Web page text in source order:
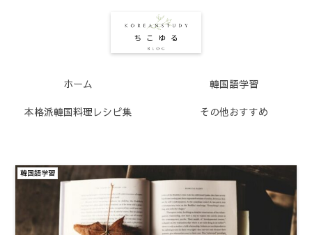
ホーム
韓国語学習
本格派韓国料理レシピ集
その他おすすめ
韓国語学習